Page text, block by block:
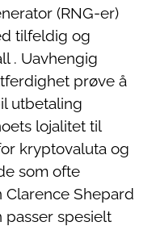
(RNG-er)
tilfeldig og
. Uavhengig
prøve å
utbetaling
lojalitet til
kryptovaluta og
som ofte
Shepard
passer spesielt